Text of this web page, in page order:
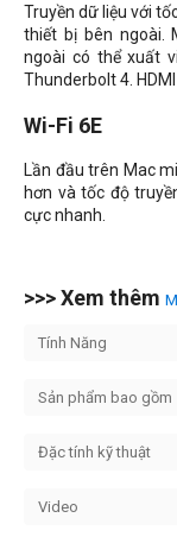
Truyền dữ liệu với
thiết bị bên ngoài.
ngoài có thể xuất
Thunderbolt 4.
Wi-Fi 6E
Lần đầu trên Mac
hơn và tốc độ
cực nhanh.
>>> Xem thêm
Tính Năng
Sản phẩm bao gồm
Đặc tính kỹ thuật
Video